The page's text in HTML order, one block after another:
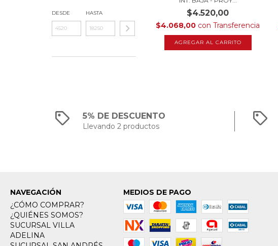
DESDE HASTA $4.520,00
$4.068,00 con Transferencia
5% DE DESCUENTO
Llevando 2 productos
NAVEGACIÓN
¿CÓMO COMPRAR?
¿QUIÉNES SOMOS?
SUCURSAL VILLA
ADELINA
MEDIOS DE PAGO